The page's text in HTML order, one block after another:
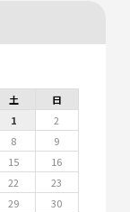
土
日
1
2
8
9
15
16
22
23
29
30